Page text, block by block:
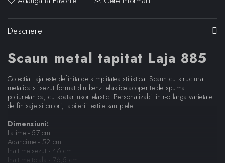
Descriere
Scaun metal tapitat Laja 885
Colectia Laja este definita de simplitatea stilistica. Scaun cu structura
metalica si sezut format din benzi elastice acoperite de spuma
poliuretanica, cu spatar usor elastic. Personalizabil intr-o larga varietate
de finisaje si culori, tapiterii textile sau piele.
Dimensiuni:
Latime - 57 cm
Adancime - 52 cm
Inaltime sezut - 46 cm
Inaltime totala - 76,5 cm